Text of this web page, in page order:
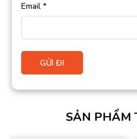
Email *
SẢN PHẨM